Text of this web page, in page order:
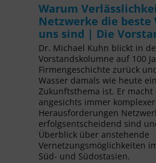
Warum
Netzwerke die beste
uns sind | Die
Dr. Michael Kuhn blickt in
Vorstandskolumne auf 100
Firmengeschichte zurück
Wasser damals wie heute
Zukunftsthema ist. Er macht
angesichts immer
Herausforderungen
erfolgsentscheidend sind
Überblick über anstehende
Vernetzungsmöglichkeiten
Süd- und Südostasien.